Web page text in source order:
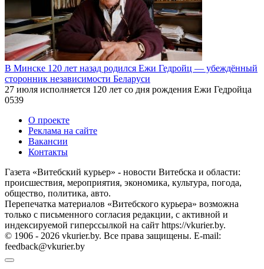
В Минске 120 лет назад родился Ежи Гедройц — убеждённый
сторонник независимости Беларуси
27 июля исполняется 120 лет со дня рождения Ежи Гедройца
0539
О проекте
Реклама на сайте
Вакансии
Контакты
Газета «Витебский курьер» - новости Витебска и области:
происшествия, мероприятия, экономика, культура, погода,
общество, политика, авто.
Перепечатка материалов «Витебского курьера» возможна
только с письменного согласия редакции, с активной и
индексируемой гиперссылкой на сайт https://vkurier.by.
© 1906 - 2026 vkurier.by. Все права защищены. E-mail:
feedback@vkurier.by